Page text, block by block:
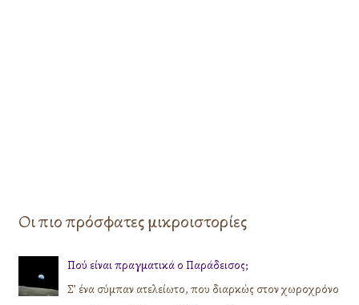
Οι πιο πρόσφατες μικροιστορίες
Πού είναι πραγματικά ο Παράδεισος;
Σ’ ένα σύμπαν ατελείωτο, που διαρκώς στον χωροχρόνο